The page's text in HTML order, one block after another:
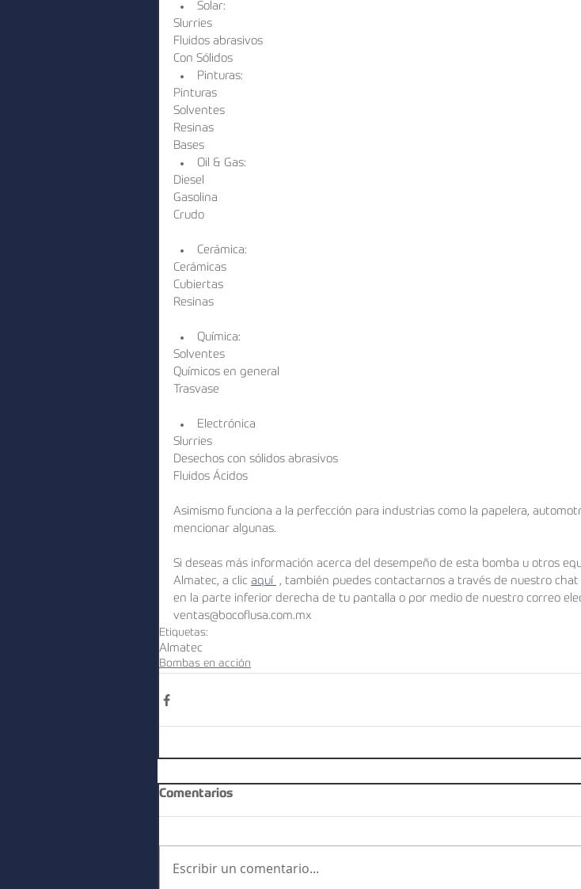
Solar:
Slurries
Fluidos abrasivos
Con Sólidos
Pinturas:
Pinturas
Solventes
Resinas
Bases
Oil & Gas:
Diesel
Gasolina
Crudo
Cerámica:
Cerámicas
Cubiertas
Resinas
Química:
Solventes
Químicos en general
Trasvase
Electrónica
Slurries
Desechos con sólidos abrasivos
Fluidos Ácidos
Asimismo funciona a la perfección para industrias como la papelera,
mencionar algunas.
Si deseas más información acerca del desempeño de esta bomba u otros
Almatec, a clic aquí , también puedes contactarnos a través de nuestro chat
en la parte inferior derecha de tu pantalla o por medio de nuestro correo
ventas@bocoflusa.com.mx
Etiquetas:
Almatec
Bombas en acción
Comentarios
Escribir un comentario...